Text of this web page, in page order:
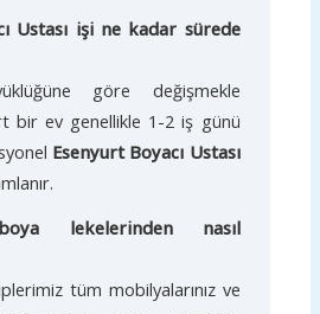
Ustası işi ne kadar sürede
göre değişmekle
bir ev genellikle 1-2 iş günü
Esenyurt Boyacı Ustası
boya lekelerinden nasıl
tüm mobilyalarınız ve